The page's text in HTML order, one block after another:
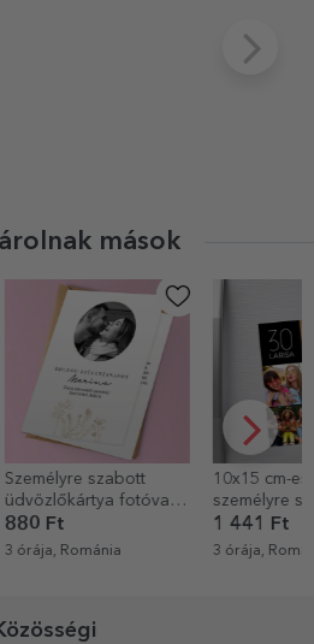
mások
10x15 cm-es mágnes,
személyre szabott
szöveggel és 4 fotóval
- Boldog
1 441 Ft
3 órája, Románia
Személyre
880 Ft
3 órája,